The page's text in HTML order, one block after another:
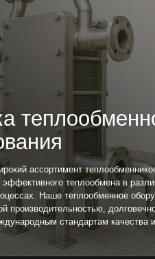
ассортимент теплообменников и
теплообмена в различных
Наше теплообменное оборудование
долговечностью и
стандартам качества и